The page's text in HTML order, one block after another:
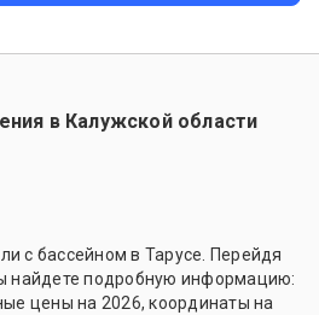
в Калужской области
с бассейном в Тарусе. Перейдя
найдете подробную информацию:
цены на 2026, координаты на